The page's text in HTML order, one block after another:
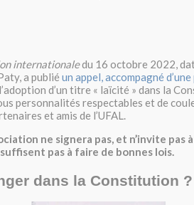
internationaledu 16 octobre 2022,
a publié un appel, accompagné
d’un titre « laïcité » dans la
personnalités respectables et de
et amis de l’UFAL.
ne signera pas, et n’invite pas
pas à faire de bonnes lois.
dans la Constitution ?